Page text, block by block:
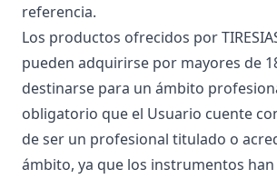
referencia.
Los productos ofrecidos por
pueden adquirirse por mayores de
destinarse para un ámbito
obligatorio que el Usuario cuente
de ser un profesional titulado o
ámbito, ya que los instrumentos